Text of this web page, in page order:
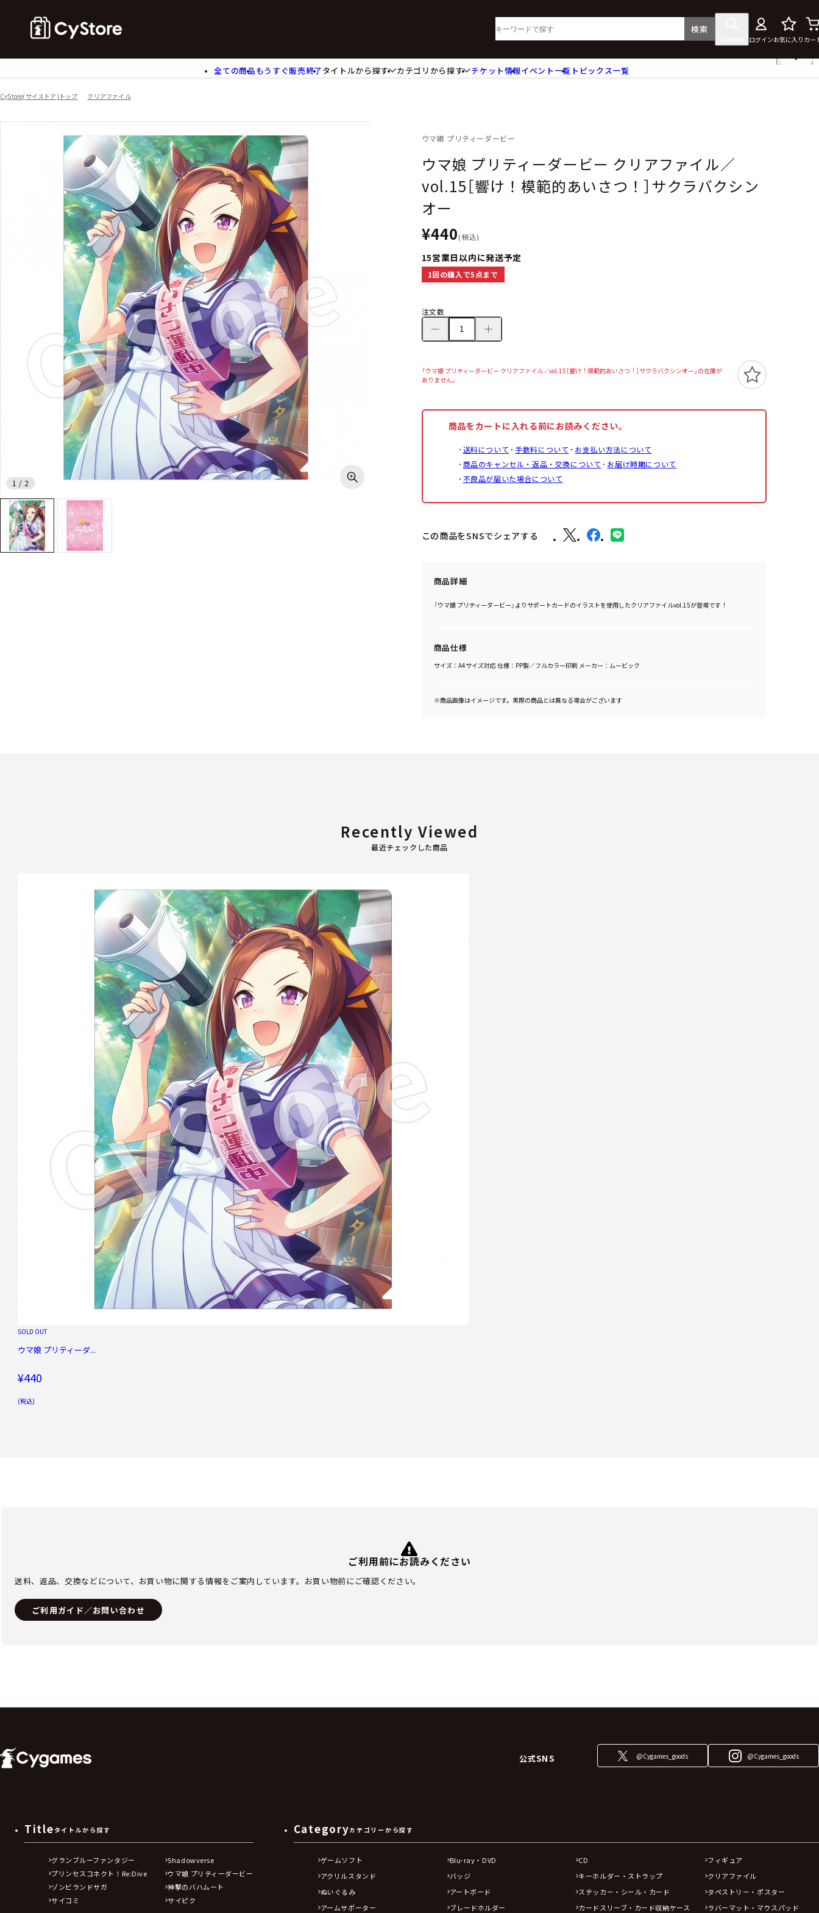
検索
ログインお気に入り カー
全ての商品もうすぐ販売終了タイトルから探す
カテゴリから探す
アクリルスタンド
アームサポーター
ブレードホルダー カードスリーブ・カード収納ケース
モバイルグッズ
生活雑貨
食玩
アパレル衣類 アパレル小物
アクセサリー
文具
書籍 コミック・小説
その他グッズ
チケット
チケット情報イベント一覧 トピックス一覧
CyStore(サイストア)トップ クリアファイル
1 / 2
ウマ娘 プリティーダービー
ウマ娘 プリティーダービー クリアファイル／
vol.15［響け！模範的あいさつ！］サクラバクシン
オー
¥440(税込)
15営業日以内に発送予定
1回の購入で5点まで
注文数
「ウマ娘 プリティーダービー クリアファイル／vol.15［響け！模範的あいさつ！］サクラバクシンオー」の在庫が
ありません。
商品をカートに入れる前にお読みください。
送料について 手数料について
お支払い方法について
商品のキャンセル・返品・交換について
お届け時期について
不良品が届いた場合について
この商品をSNSでシェアする
商品詳細
『ウマ娘 プリティーダービー』よりサポートカードのイラストを使用したクリアファイルvol.15が登場です！
商品仕様
サイズ：A4サイズ対応 仕様：PP製／フルカラー印刷 メーカー：ムービック
※商品画像はイメージです。実際の商品とは異なる場合がございます
最近チェックした商品
Recently Viewed
SOLD OUT
ウマ娘 プリティーダ...
¥440
(税込)
ご利用前にお読みください
送料、返品、交換などについて、お買い物に関する情報をご案内しています。お買い物前にご確認ください。
ご利用ガイド／お問い合わせ
公式SNS @Cygames_goods @Cygames_goods
Title タイトルから探す
グランブルーファンタジー
Shadowverse
プリンセスコネクト！Re:Dive
ウマ娘 プリティーダービー
ゾンビランドサガ
神撃のバハムート
サイコミ
サイピク
Categoryカテゴリーから探す
ゲームソフト Blu-ray・DVD CD
フィギュア
アクリルスタンド
バッジ キーホルダー・ストラップ
クリアファイル
ぬいぐるみ
アートボード ステッカー・シール・カード
タペストリー・ポスター
アームサポーター
ブレードホルダー カードスリーブ・カード収納ケース ラバーマット・マウスパッド